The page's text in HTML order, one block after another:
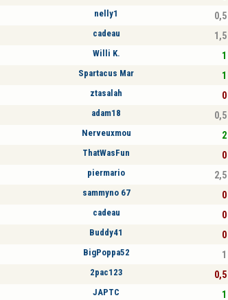
nelly1
cadeau
Willi K.
Spartacus Mar
ztasalah
adam18
Nerveuxmou
ThatWasFun
piermario
sammyno 67
cadeau
Buddy41
BigPoppa52
2pac123
JAPTC